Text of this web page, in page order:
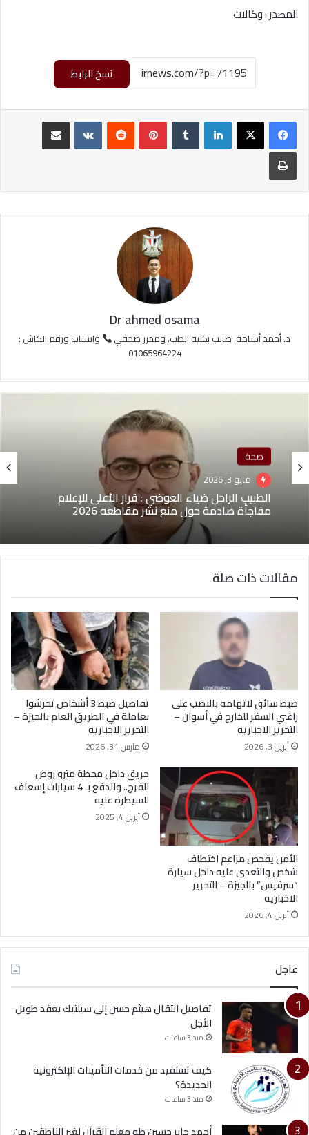
المصدر : وكالات
نسخ الرابط
لينكدإن بينتيريست
طباعة
Dr ahmed osama
د. أحمد أسامة، طالب بكلية الطب، ومحرر صحفي
واتساب ورقم الكاش :
01065964224
صحة
مايو 3, 2026
الطبيب الراحل ضياء العوضي : قرار الأعلى للإعلام
مفاجأة صادمة حول منع نشر مقاطعه 2026
مقالات ذات صلة
ضبط سائق لاتهامه بالنصب على
راغبي السفر للخارج في أسوان –
التحرير الاخباريه
أبريل 3, 2026
تفاصيل ضبط 3 أشخاص تحرشوا
بعاملة في الطريق العام بالجيزة –
التحرير الاخباريه
مارس 31, 2026
الأمن يفحص مزاعم اختطاف
شخص والتعدي عليه داخل سيارة
“سرفيس” بالجيزة – التحرير
الاخباريه
أبريل 4, 2026
حريق داخل محطة مترو روض
الفرج.. والدفع بـ 4 سيارات إسعاف
للسيطرة عليه
أبريل 4, 2025
عاجل
تفاصيل انتقال هيثم حسن إلى سيلتيك بعقد طويل
الأجل
منذ 3 ساعات
كيف تستفيد من خدمات التأمينات الإلكترونية
الجديدة؟
منذ 3 ساعات
أحمد جابر حسين طه معلم القرآن لغير الناطقين من